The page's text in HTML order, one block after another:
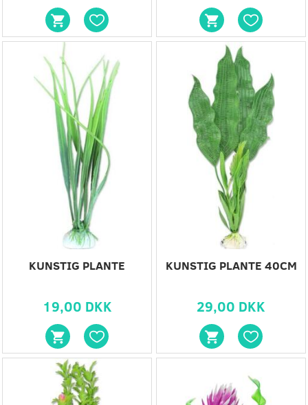
KUNSTIG PLANTE
19,00 DKK
KUNSTIG PLANTE 40CM
29,00 DKK